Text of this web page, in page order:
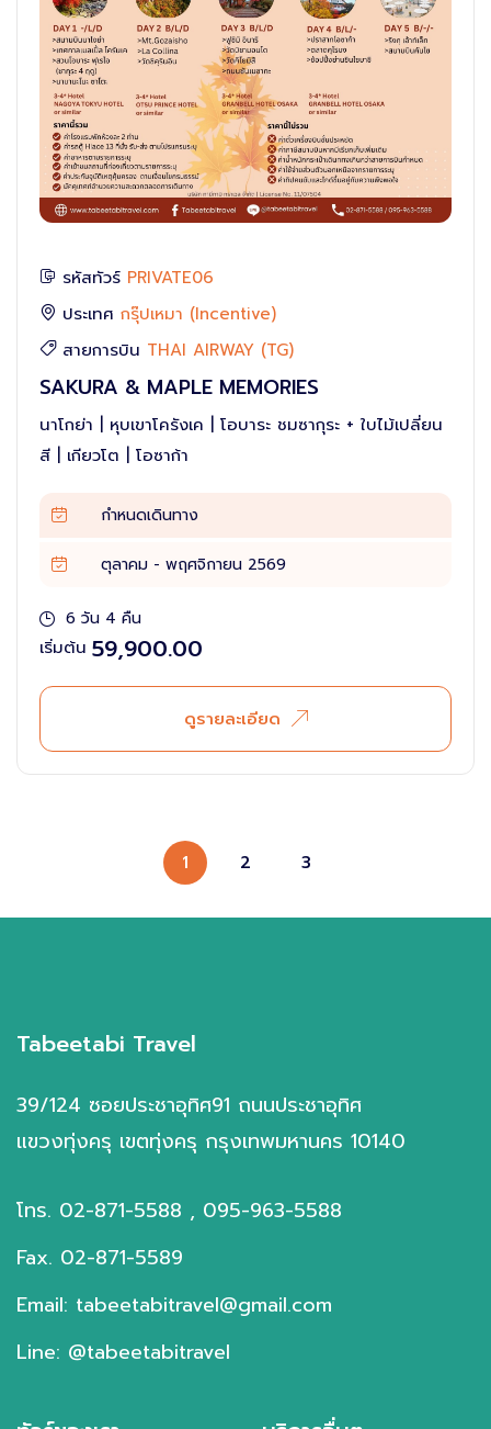
รหัสทัวร์ PRIVATE06
ประเทศ กรุ๊ปเหมา (Incentive)
สายการบิน THAI AIRWAY (TG)
SAKURA & MAPLE MEMORIES
นาโกย่า | หุบเขาโครังเค | โอบาระ ชมซากุระ + ใบไม้เปลี่ยน
สี | เกียวโต | โอซาก้า
กำหนดเดินทาง
ตุลาคม - พฤศจิกายน 2569
6 วัน 4 คืน
เริ่มต้น 59,900.00
ดูรายละเอียด
1 2 3
Tabeetabi Travel
39/124 ซอยประชาอุทิศ91 ถนนประชาอุทิศ
แขวงทุ่งครุ เขตทุ่งครุ กรุงเทพมหานคร 10140
โทร. 02-871-5588 , 095-963-5588
Fax. 02-871-5589
Email: tabeetabitravel@gmail.com
Line: @tabeetabitravel